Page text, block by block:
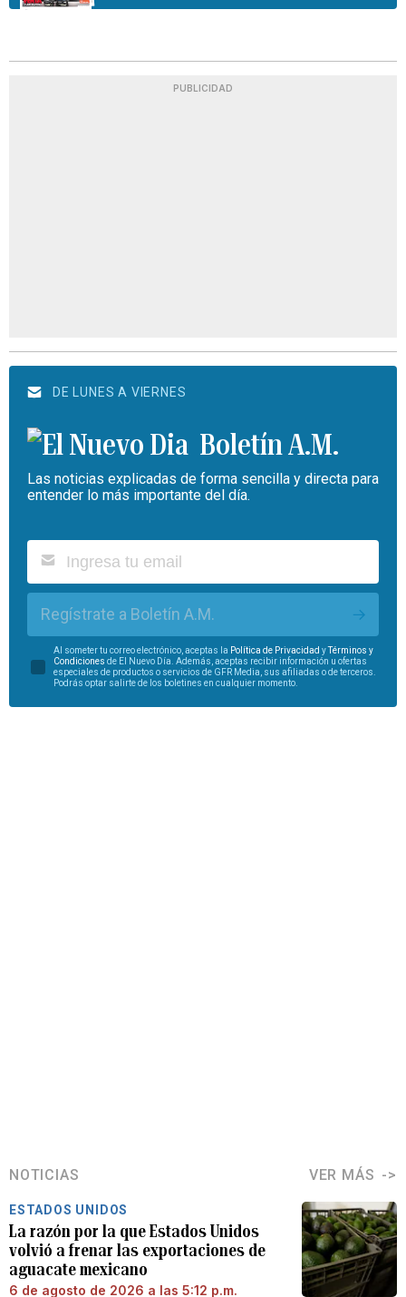
PUBLICIDAD
DE LUNES A VIERNES
Boletín A.M.
Las noticias explicadas de forma sencilla y directa para
entender lo más importante del día.
Regístrate a Boletín A.M.
Al someter tu correo electrónico, aceptas la Política de Privacidad yTérminos y
Condiciones de El Nuevo Día. Además, aceptas recibir información u ofertas
especiales de productos o servicios de GFR Media, sus afiliadas o de terceros.
Podrás optar salirte de los boletines en cualquier momento.
NOTICIAS VER MÁS
ESTADOS UNIDOS
La razón por la que Estados Unidos
volvió a frenar las exportaciones de
aguacate mexicano
6 de agosto de 2026 a las 5:12 p.m.